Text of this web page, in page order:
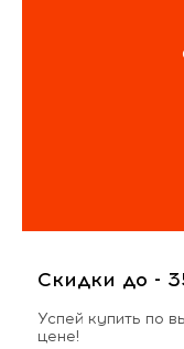
Скидки до -
Успей купить по
цене!